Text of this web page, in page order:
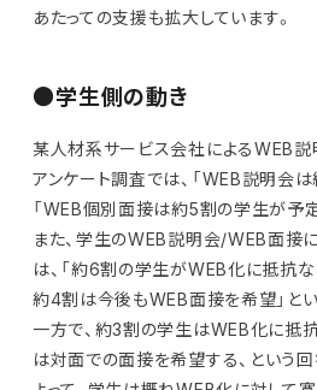
あたっての支援も拡大しています。
●学生側の動き
某人材系サービス会社によるWEB
アンケート調査では、「WEB説明会
「WEB個別面接は約5割の学生が予定
また、学生のWEB説明会/WEB面接
は、「約6割の学生がWEB化に抵抗
約4割は今後もWEB面接を希望」とい
一方で、約3割の学生はWEB化に抵
は対面での面接を希望する、という